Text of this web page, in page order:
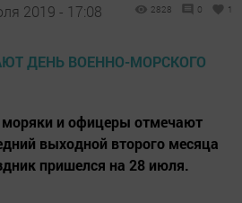
2019 - 17:08 2828 0 1
и офицеры отмечают
выходной второго месяца
пришелся на 28 июля.